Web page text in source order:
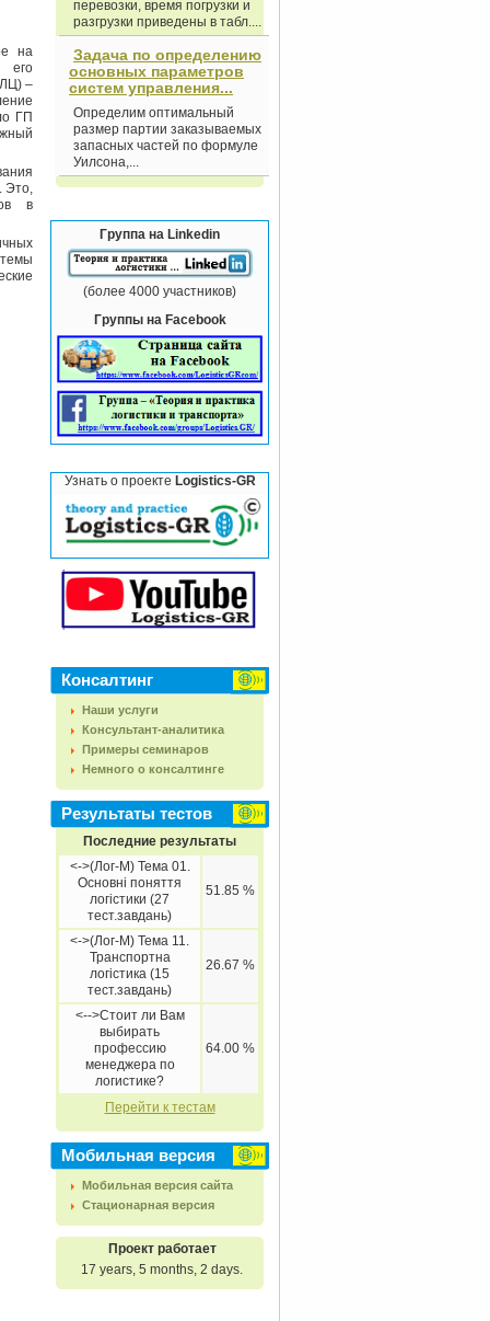
на
его
–
ГП
Это,
в
перевозки, время погрузки и
разгрузки приведены в табл....
Задача по определению
основных параметров
систем управления...
Определим оптимальный
размер партии заказываемых
запасных частей по формуле
Уилсона,...
Группа на Linkedin
(более 4000 участников)
Группы на Facebook
Узнать о проекте Logistics-GR
Консалтинг
Наши услуги
Консультант-аналитика
Примеры семинаров
Немного о консалтинге
Результаты тестов
Последние результаты
<->(Лог-М) Тема 01.
Основні поняття
логістики (27
тест.завдань)
51.85 %
<->(Лог-М) Тема 11.
Транспортна
логістика (15
тест.завдань)
26.67 %
<-->Стоит ли Вам
выбирать
профессию
менеджера по
логистике?
64.00 %
Перейти к тестам
Мобильная версия
Мобильная версия сайта
Стационарная версия
Проект работает
17 years, 5 months, 2 days.